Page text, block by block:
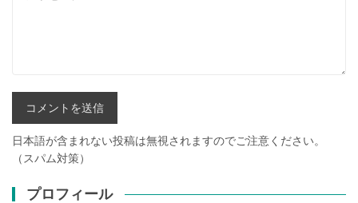
日本語が含まれない投稿は無視されますのでご注意ください。
（スパム対策）
プロフィール